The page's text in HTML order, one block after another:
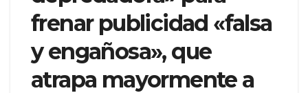
frenar publicidad «falsa
y engañosa», que
atrapa mayormente a